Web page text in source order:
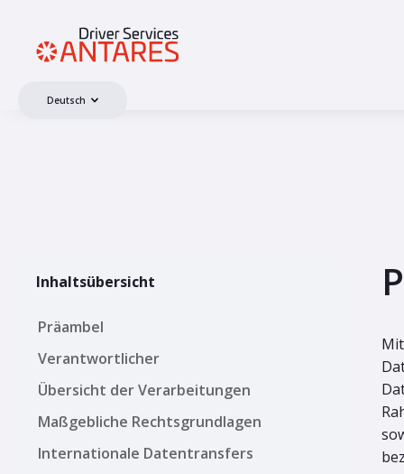
Deutsch
Inhaltsübersicht
Präambel
Verantwortlicher
Übersicht der Verarbeitungen
Maßgebliche Rechtsgrundlagen
Internationale Datentransfers